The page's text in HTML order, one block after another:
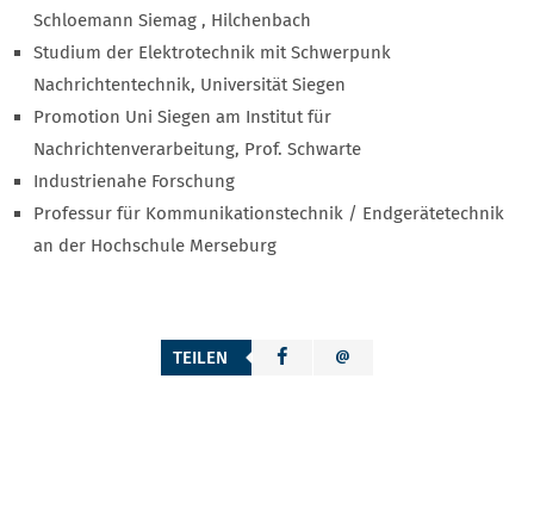
Schloemann Siemag , Hilchenbach
Studium der Elektrotechnik mit Schwerpunk
Nachrichtentechnik, Universität Siegen
Promotion Uni Siegen am Institut für
Nachrichtenverarbeitung, Prof. Schwarte
Industrienahe Forschung
Professur für Kommunikationstechnik / Endgerätetechnik
an der Hochschule Merseburg
TEILEN